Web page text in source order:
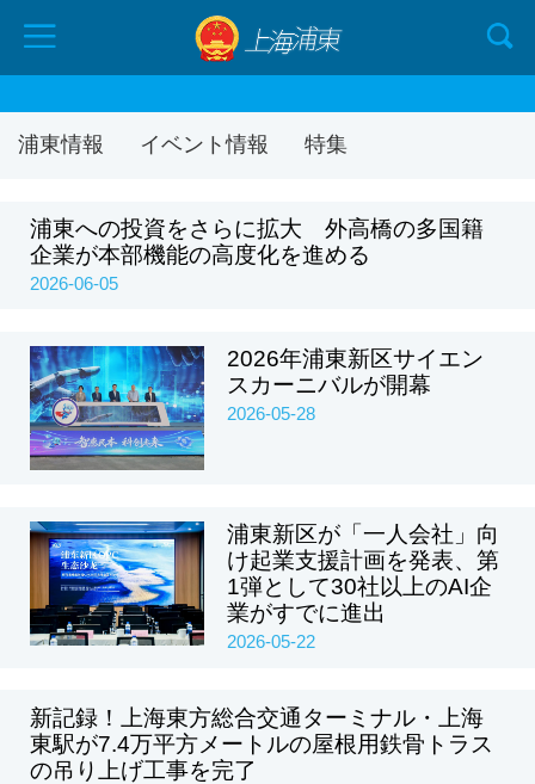
浦東情報 イベント情報 特集
浦東への投資をさらに拡大 外高橋の多国籍
企業が本部機能の高度化を進める
2026-06-05
2026年浦東新区サイエン
スカーニバルが開幕
2026-05-28
浦東新区が「一人会社」向
け起業支援計画を発表、第
1弾として30社以上のAI企
業がすでに進出
2026-05-22
新記録！上海東方総合交通ターミナル・上海
東駅が7.4万平方メートルの屋根用鉄骨トラス
の吊り上げ工事を完了